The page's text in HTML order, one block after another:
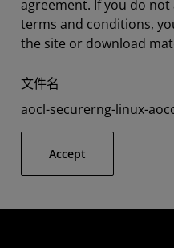
agreement. If you do
terms and conditions,
the site or download
文件名
aocl-securerng-linux-
Accept